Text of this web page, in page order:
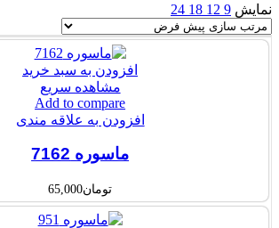
نمایش 9
12
18
24
افزودن به سبد خرید
مشاهده سریع
Add to compare
افزودن به علاقه مندی
ماسوره 7162
تومان65,000